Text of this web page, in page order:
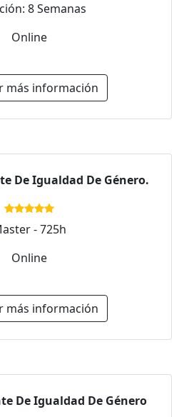
8 Semanas
Online
más información
De Igualdad De Género.
- 725h
Online
más información
De Igualdad De Género